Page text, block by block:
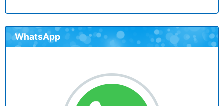
WhatsApp